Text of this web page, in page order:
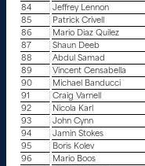
84 Jeffrey Lennon
85
Patrick Crivell
86
Mario Diaz Quilez
87
Shaun Deeb
88
Abdul Samad
89
Vincent Censabella
90
Michael Banducci
91
Craig Varnell
92
Nicola Karl
93
John Cynn
94
Jamin Stokes
95
Boris Kolev
96
Mario Boos